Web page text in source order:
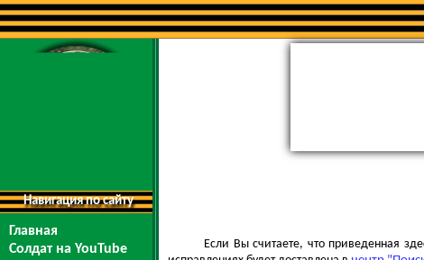
Навигация по сайту
Главная
Солдат на YouTube
Если Вы считаете, что приведенная